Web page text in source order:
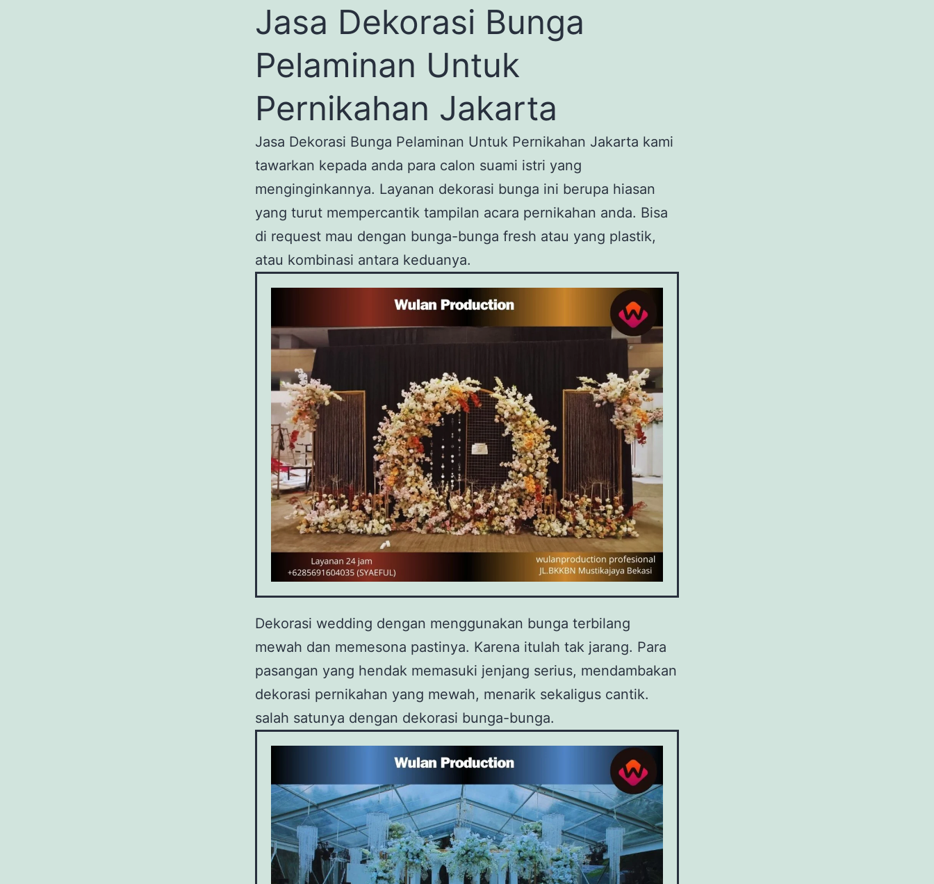
Jasa Dekorasi Bunga
Pelaminan Untuk
Pernikahan Jakarta
Jasa Dekorasi Bunga Pelaminan Untuk Pernikahan Jakarta kami
tawarkan kepada anda para calon suami istri yang
menginginkannya. Layanan dekorasi bunga ini berupa hiasan
yang turut mempercantik tampilan acara pernikahan anda. Bisa
di request mau dengan bunga-bunga fresh atau yang plastik,
atau kombinasi antara keduanya.
Dekorasi wedding dengan menggunakan bunga terbilang
mewah dan memesona pastinya. Karena itulah tak jarang. Para
pasangan yang hendak memasuki jenjang serius, mendambakan
dekorasi pernikahan yang mewah, menarik sekaligus cantik.
salah satunya dengan dekorasi bunga-bunga.